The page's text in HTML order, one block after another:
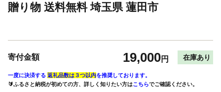
贈り物 送料無料 埼玉県 蓮田市
寄付金額 19,000円 在庫あり
一度に決済する 返礼品数は３つ以内を推奨しております。
🔰ふるさと納税が初めての方、詳しく知りたい方はこちらでご確認ください。